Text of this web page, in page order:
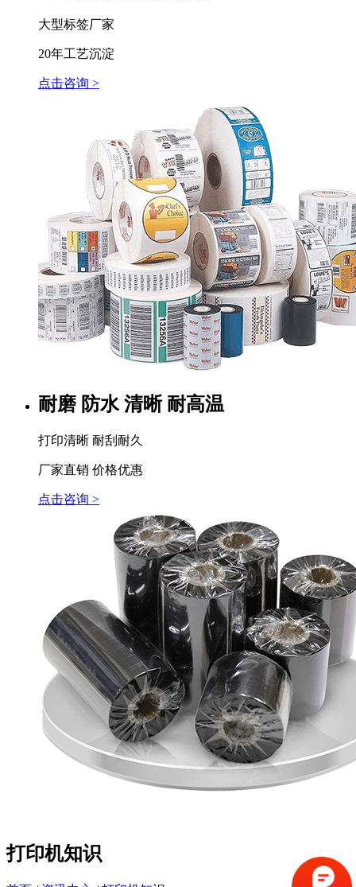
大型标签厂家
20年工艺沉淀
点击咨询 >
耐磨 防水 清晰 耐高温
打印清晰 耐刮耐久
厂家直销 价格优惠
点击咨询 >
打印机知识